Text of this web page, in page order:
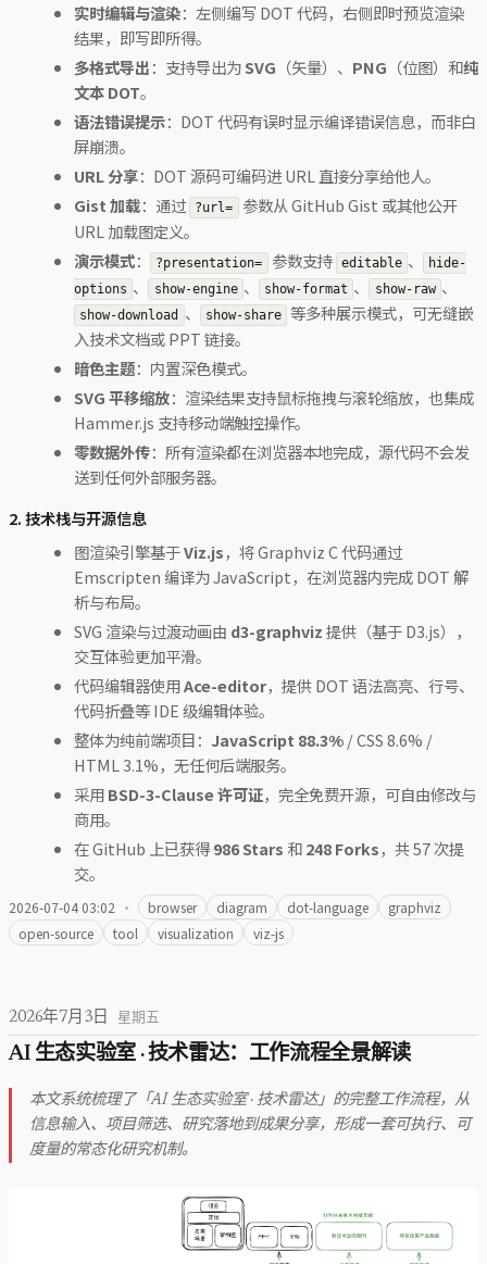
实时编辑与渲染：左侧编写 DOT 代码，右侧即时预览渲染
结果，即写即所得。
多格式导出：支持导出为SVG （矢量）、 PNG （位图）和纯
文本 DOT。
语法错误提示：DOT 代码有误时显示编译错误信息，而非白
屏崩溃。
URL 分享：DOT 源码可编码进 URL 直接分享给他人。
Gist 加载：通过 ?url= 参数从 GitHub Gist 或其他公开
URL 加载图定义。
演示模式： ?presentation= 参数支持 editable 、 hide-
options 、 show-engine 、 show-format 、 show-raw 、
show-download 、 show-share 等多种展示模式，可无缝嵌
入技术文档或 PPT 链接。
暗色主题：内置深色模式。
SVG 平移缩放：渲染结果支持鼠标拖拽与滚轮缩放，也集成
Hammer.js 支持移动端触控操作。
零数据外传：所有渲染都在浏览器本地完成，源代码不会发
送到任何外部服务器。
2. 技术栈与开源信息
图渲染引擎基于Viz.js，将 Graphviz C 代码通过
Emscripten 编译为 JavaScript，在浏览器内完成 DOT 解
析与布局。
SVG 渲染与过渡动画由 d3-graphviz提供（基于 D3.js），
交互体验更加平滑。
代码编辑器使用Ace-editor，提供 DOT 语法高亮、行号、
代码折叠等 IDE 级编辑体验。
整体为纯前端项目： JavaScript 88.3%/ CSS 8.6% /
HTML 3.1%，无任何后端服务。
采用BSD-3-Clause 许可证，完全免费开源，可自由修改与
商用。
在 GitHub 上已获得986 Stars 和248 Forks，共 57 次提
交。
2026-07-04 03:02 · browser diagram dot-language
graphviz
open-source
tool visualization viz-js
2026年7月3日 星期五
AI 生态实验室 · 技术雷达：工作流程全景解读
本文系统梳理了「AI 生态实验室 · 技术雷达」的完整工作流程，从
信息输入、项目筛选、研究落地到成果分享，形成一套可执行、可
度量的常态化研究机制。